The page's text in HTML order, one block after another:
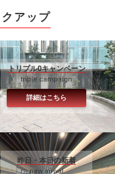
アップ
トリプル0キャンペーン
triple campaign
詳細はこちら
昨日・本日の新着
new arrival